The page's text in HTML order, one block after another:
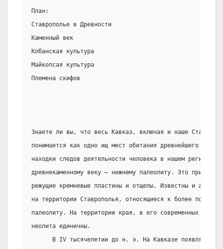
План:
Ставрополье в Древности
Каменный век
Кобанская культура
Майкопсая культура
Племена скифов
Знаете ли вы, что весь Кавказ, включая и наше
понимается как одно ищ мест обитания древнейшего
находки следов деятельности человека в нашем регионе
древнекаменному веку – нижнему палеолиту. Это
режущие кремневые пластины и отщепы. Известны и
на территории Ставрополья, относящиеся к более
палеолиту. На территории края, в его современных
неолита единичны.
В IV тысячелетии до н. э. На Кавказе появляются